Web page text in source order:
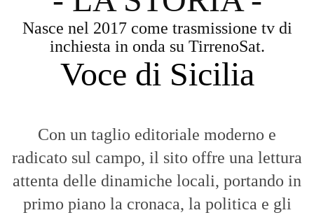
Nasce nel 2017 come trasmissione tv di
inchiesta in onda su TirrenoSat.
Voce di Sicilia
Con un taglio editoriale moderno e
radicato sul campo, il sito offre una lettura
attenta delle dinamiche locali, portando in
primo piano la cronaca, la politica e gli